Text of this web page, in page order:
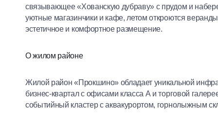
связывающее «Хованскую дубраву» с прудом и
уютные магазинчики и кафе, летом откроются
эстетичное и комфортное размещение.
О жилом районе
Жилой район «Прокшино» обладает уникальной
бизнес-квартал с офисами класса А и торговой
событийный кластер с аквакурортом, горнолыжным